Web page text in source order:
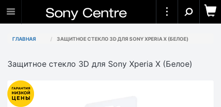
ГЛАВНАЯ ЗАЩИТНОЕ СТЕКЛО 3D ДЛЯ SONY XPERIA X (БЕЛОЕ)
Защитное стекло 3D для Sony Xperia X (Белое)